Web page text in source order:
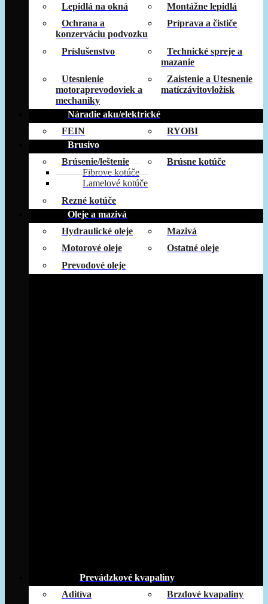
Lepidlá na okná
Montážne lepidlá
Ochrana a
konzerváciu podvozku
Príprava a čističe
Príslušenstvo
Technické spreje a
mazanie
Utesnienie
motoraprevodoviek a
mechaniky
Zaistenie a Utesnenie
matíczávitovložísk
Náradie aku/elektrické
FEIN
RYOBI
Brusivo
Brúsenie/leštenie
Fibrove kotúče
Lamelové kotúče
Brúsne kotúče
Rezné kotúče
Oleje a mazivá
Hydraulické oleje
Mazivá
Motorové oleje
Ostatné oleje
Prevodové oleje
Prevádzkové kvapaliny
Aditíva
Brzdové kvapaliny